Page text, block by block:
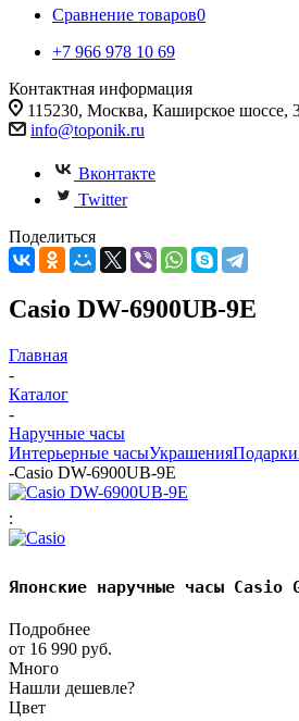
Сравнение товаров0
+7 966 978 10 69
Контактная информация
115230, Москва, Каширское шоссе,
info@toponik.ru
Вконтакте
Twitter
Поделиться
Casio DW-6900UB-9E
Главная
-
Каталог
-
Наручные часы
Интерьерные часыУкрашенияПодарки
-Casio DW-6900UB-9E
:
Японские наручные часы Casio
Подробнее
от 16 990 руб.
Много
Нашли дешевле?
Цвет